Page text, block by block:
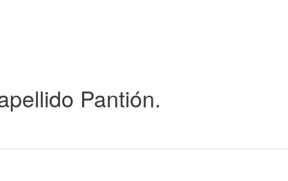
Pantión.